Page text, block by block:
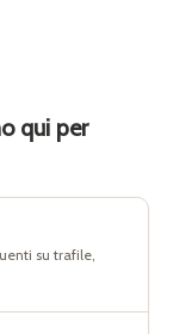
qui per
su trafile,